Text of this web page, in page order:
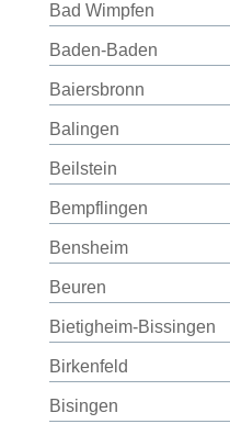
Bad Wimpfen
Baden-Baden
Baiersbronn
Balingen
Beilstein
Bempflingen
Bensheim
Beuren
Bietigheim-Bissingen
Birkenfeld
Bisingen